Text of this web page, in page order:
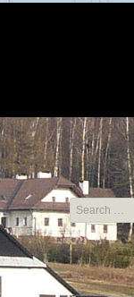
Search for: